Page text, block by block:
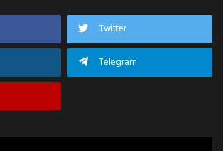
Twitter
Telegram